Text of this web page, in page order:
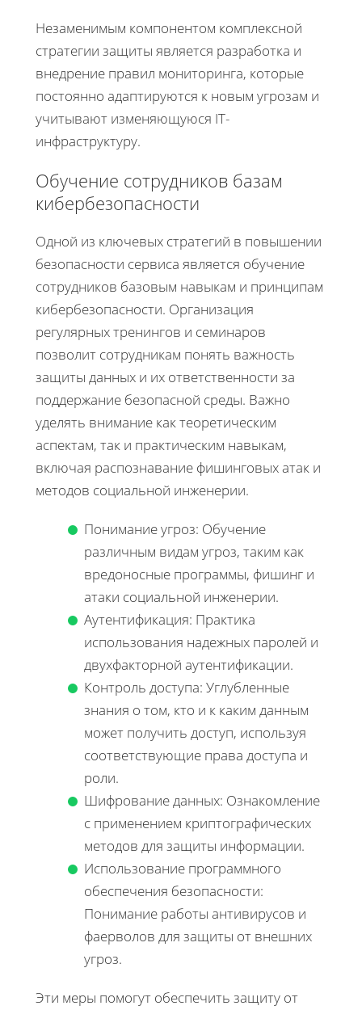
Незаменимым компонентом комплексной
стратегии защиты является разработка и
внедрение правил мониторинга, которые
постоянно адаптируются к новым угрозам и
учитывают изменяющуюся IT-
инфраструктуру.
Обучение сотрудников базам
кибербезопасности
Одной из ключевых стратегий в повышении
безопасности сервиса является обучение
сотрудников базовым навыкам и принципам
кибербезопасности. Организация
регулярных тренингов и семинаров
позволит сотрудникам понять важность
защиты данных и их ответственности за
поддержание безопасной среды. Важно
уделять внимание как теоретическим
аспектам, так и практическим навыкам,
включая распознавание фишинговых атак и
методов социальной инженерии.
Понимание угроз: Обучение
различным видам угроз, таким как
вредоносные программы, фишинг и
атаки социальной инженерии.
Аутентификация: Практика
использования надежных паролей и
двухфакторной аутентификации.
Контроль доступа: Углубленные
знания о том, кто и к каким данным
может получить доступ, используя
соответствующие права доступа и
роли.
Шифрование данных: Ознакомление
с применением криптографических
методов для защиты информации.
Использование программного
обеспечения безопасности:
Понимание работы антивирусов и
фаерволов для защиты от внешних
угроз.
Эти меры помогут обеспечить защиту от